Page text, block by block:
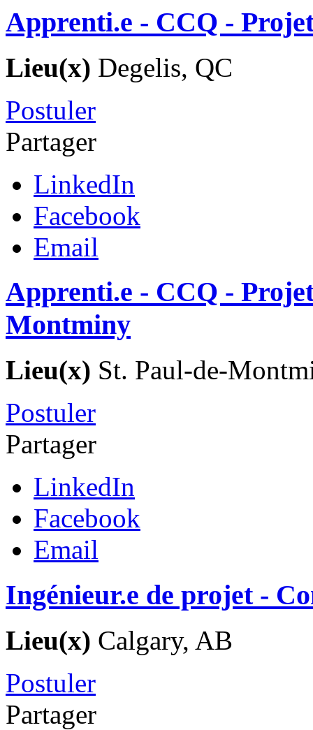
Apprenti.e - CCQ -
Lieu(x) Degelis, QC
Postuler
Partager
LinkedIn
Facebook
Email
Apprenti.e - CCQ -
Montminy
Lieu(x) St. Paul-de-
Postuler
Partager
LinkedIn
Facebook
Email
Ingénieur.e de projet -
Lieu(x) Calgary, AB
Postuler
Partager